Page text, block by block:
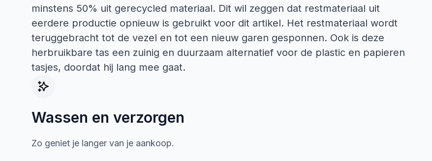
minstens 50% uit gerecycled materiaal. Dit wil zeggen dat restmateriaal uit
eerdere productie opnieuw is gebruikt voor dit artikel. Het restmateriaal wordt
teruggebracht tot de vezel en tot een nieuw garen gesponnen. Ook is deze
herbruikbare tas een zuinig en duurzaam alternatief voor de plastic en papieren
tasjes, doordat hij lang mee gaat.
Wassen en verzorgen
Zo geniet je langer van je aankoop.